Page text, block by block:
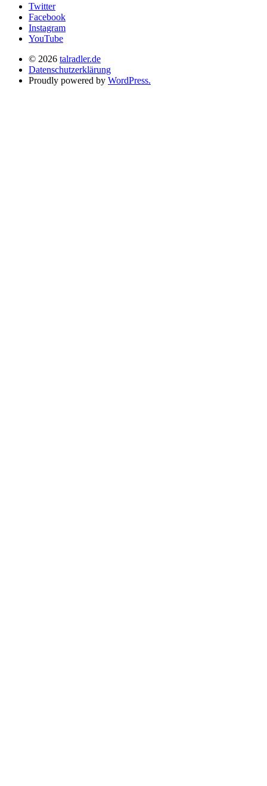
Twitter
Facebook
Instagram
YouTube
© 2026 talradler.de
Datenschutzerklärung
Proudly powered by WordPress.